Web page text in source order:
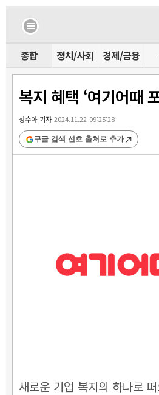
종합 정치/사회 경제/금융
복지 혜택 ‘여기어때
성수아 기자2024.11.22 09:25:28
구글 검색 선호 출처로 추가
새로운 기업 복지의 하나로